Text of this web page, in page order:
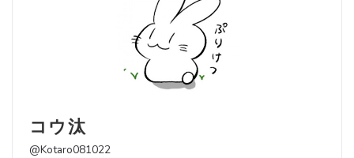
コウ汰
@Kotaro081022